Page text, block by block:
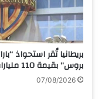
ة
تُ
ر
ع
ا
ل
بريطانيا تُقر استحواذ
بروس” بقيمة 110 مليارات دولار
07/08/2026